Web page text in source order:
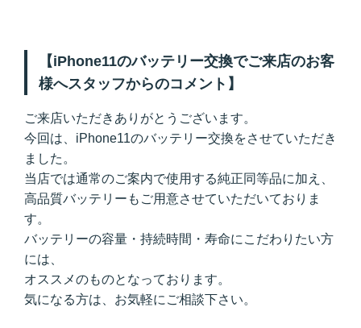
【iPhone11のバッテリー交換でご来店のお客
様へスタッフからのコメント】
ご来店いただきありがとうございます。
今回は、iPhone11のバッテリー交換をさせていただき
ました。
当店では通常のご案内で使用する純正同等品に加え、
高品質バッテリーもご用意させていただいておりま
す。
バッテリーの容量・持続時間・寿命にこだわりたい方
には、
オススメのものとなっております。
気になる方は、お気軽にご相談下さい。